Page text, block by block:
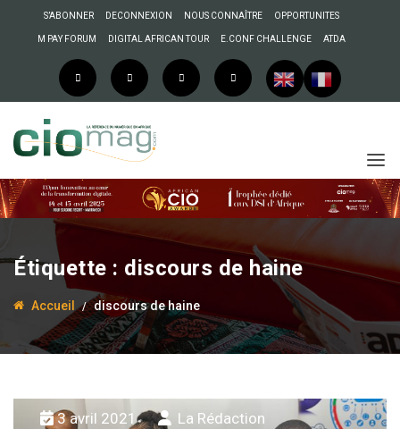
S’ABONNER DECONNEXION NOUS CONNAÎTRE OPPORTUNITES
M PAY FORUM DIGITAL AFRICAN TOUR E.CONF CHALLENGE ATDA
Étiquette : discours de haine
Accueil discours de haine
3 avril 2021 La Rédaction